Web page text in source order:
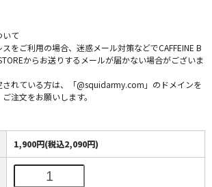
て
をご利用の場合、迷惑メール対策などでCAFFEINE B
からお送りするメールが届かない場合がございま
されている方は、「@squidarmy.com」のドメインを
注文をお願いします。
1,900円(税込2,090円)